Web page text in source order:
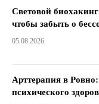
Световой
чтобы забыть о
05.08.2026
Арттерапия в
психического